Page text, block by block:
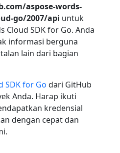
aspose-words-
go/2007/api untuk
Cloud SDK for Go. Anda
informasi berguna
lain dari bagian
SDK for Go dari GitHub
Anda. Harap ikuti
kredensial
dengan cepat dan